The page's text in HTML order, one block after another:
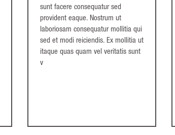
sunt facere consequatur sed
provident eaque. Nostrum ut
laboriosam consequatur mollitia qui
sed et modi reiciendis. Ex mollitia ut
itaque quas quam vel veritatis sunt
v